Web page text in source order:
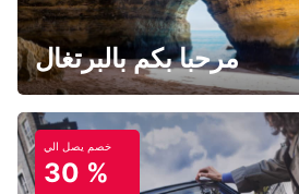
مرحبا بكم بالبرتغال
خصم يصل الي
30 %